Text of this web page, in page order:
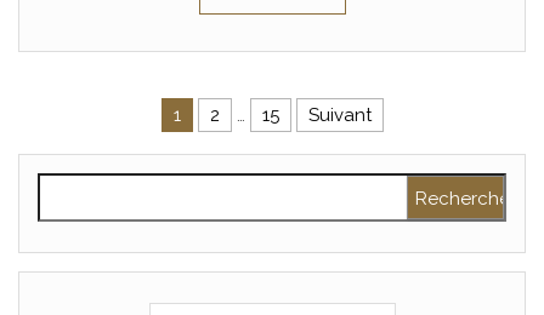
Pagination des publications
1 2 … 15 Suivant